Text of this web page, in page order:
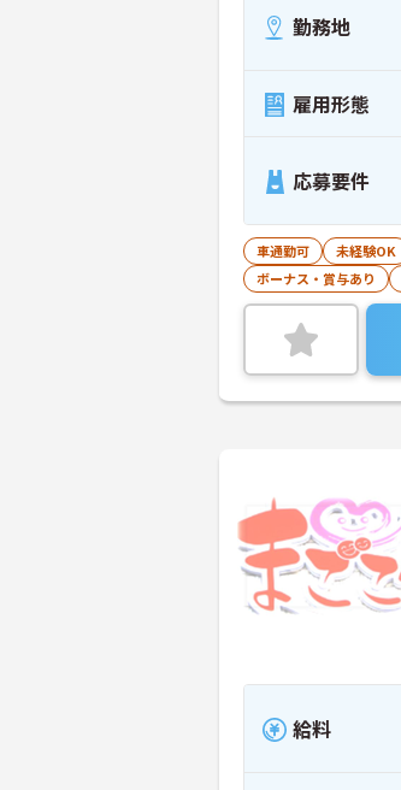
勤務地
雇用形態
応募要件
車通勤可 未経験OK
ボーナス・賞与あり
給料